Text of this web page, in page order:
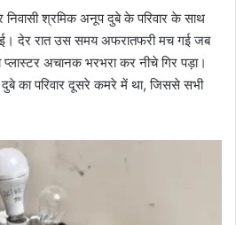
निवासी श्रमिक अनूप दुबे के परिवार के साथ
देर रात उस समय अफरातफरी मच गई जब
अचानक भरभरा कर नीचे गिर पड़ा।
का परिवार दूसरे कमरे में था, जिससे सभी